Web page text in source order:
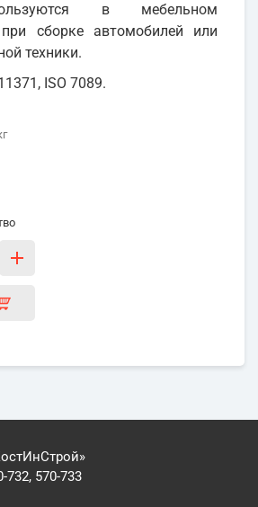
в мебельном
при сборке автомобилей или
техники.
ISO 7089.
732, 570-733